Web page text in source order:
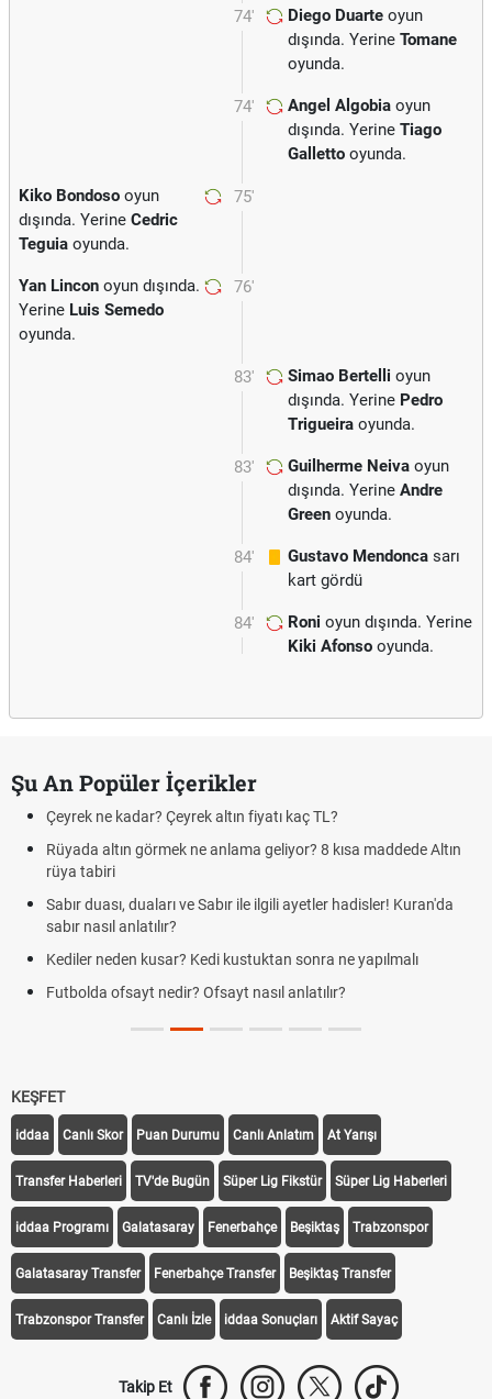
74' Diego Duarte oyun
dışında. Yerine Tomane
oyunda.
74' Angel Algobia oyun
dışında. Yerine Tiago
Galletto oyunda.
75'
Kiko Bondoso oyun
dışında. Yerine Cedric
Teguia oyunda.
76'
Yan Lincon oyun dışında.
Yerine Luis Semedo
oyunda.
83' Simao Bertelli oyun
dışında. Yerine Pedro
Trigueira oyunda.
83' Guilherme Neiva oyun
dışında. Yerine Andre
Green oyunda.
84' Gustavo Mendonca sarı
kart gördü
84' Roni oyun dışında. Yerine
Kiki Afonso oyunda.
Şu An Popüler İçerikler
Çeyrek ne kadar? Çeyrek altın fiyatı kaç TL?
Rüyada altın görmek ne anlama geliyor? 8 kısa maddede Altın
rüya tabiri
Sabır duası, duaları ve Sabır ile ilgili ayetler hadisler! Kuran'da
sabır nasıl anlatılır?
Kediler neden kusar? Kedi kustuktan sonra ne yapılmalı
Futbolda ofsayt nedir? Ofsayt nasıl anlatılır?
KEŞFET
iddaa Canlı Skor Puan Durumu Canlı Anlatım At Yarışı
Transfer Haberleri TV'de Bugün Süper Lig Fikstür Süper Lig Haberleri
iddaa Programı Galatasaray Fenerbahçe Beşiktaş Trabzonspor
Galatasaray Transfer Fenerbahçe Transfer Beşiktaş Transfer
Trabzonspor Transfer Canlı İzle iddaa Sonuçları Aktif Sayaç
Takip Et